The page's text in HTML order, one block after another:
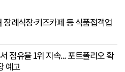
례식장·키즈카페 등 식품접객업
점유율 1위 지속... 포트폴리오 확
예고